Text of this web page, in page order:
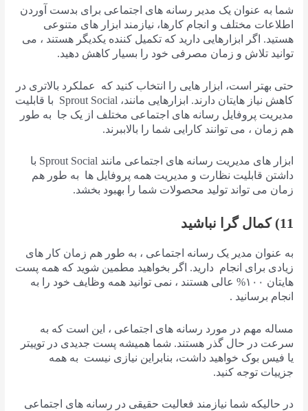
شما به عنوان یک مدیر رسانه های اجتماعی برای بدست آوردن
اطلاعات مختلف و انجام کارها، نیازمند ابزار های متنوعی
هستید. اگر ابزارهایی دارید که تکمیل کننده یکدیگر هستند ، می
توانید تلاش و زمان مصرفی خود را بسیار کاهش دهید.
حتی بهتر است، ابزار هایی را انتخاب کنید که عملکرد بالاتری در
کاهش نیاز هایتان دارند. ابزارهایی مانند، Sprout Social با قابلیت
مدیریت پروفایل رسانه های اجتماعی مختلف از یک جا به طور
هم زمان ، می توانند کارایی شما را بالاببرند.
ابزار های مدیریت رسانه های اجتماعی مانند Sprout Social با
داشتن قابلیت نظارت و مدیریت همه پروفایل ها به طور هم
زمان می تواند تولید محصولات شما را بهبود بخشد.
11) کمال گرا نباشید
به عنوان مدیر یک رسانه اجتماعی ، به طور هم زمان کار های
زیادی برای انجام دارید. اگر بخواهید مطمین شوید که همه پست
هایتان ۱۰۰% عالی هستند ، نمی توانید همه وظایف خود را به
انجام برسانید .
مساله مهم در مورد رسانه های اجتماعی ، این است که به
سرعت در حال گذر هستند. شما همیشه پست جدیدی در توییتر
یا فیس بوک خواهید داشت، بنابراین نیازی نیست به همه
جزییات توجه کنید.
در حالیکه شما نیازمند فعالیت حقیقی در رسانه های اجتماعی